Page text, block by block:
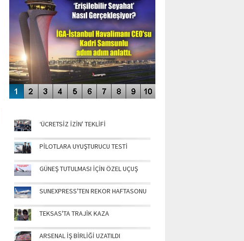
‘ÜCRETSİZ İZİN' TEKLİFİ
PİLOTLARA UYUŞTURUCU TESTİ
GÜNEŞ TUTULMASI İÇİN ÖZEL UÇUŞ
SUNEXPRESS'TEN REKOR HAFTASONU
TEKSAS'TA TRAJİK KAZA
ARSENAL İŞ BİRLİĞİ UZATILDI